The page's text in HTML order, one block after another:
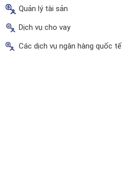
Quản lý tài sản
Dịch vụ cho vay
Các dịch vụ ngân hàng quốc tế